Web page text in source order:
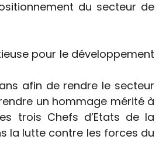
du secteur de
pour le développement
afin de rendre le secteur
un hommage mérité à
trois Chefs d’Etats de la
la lutte contre les forces du